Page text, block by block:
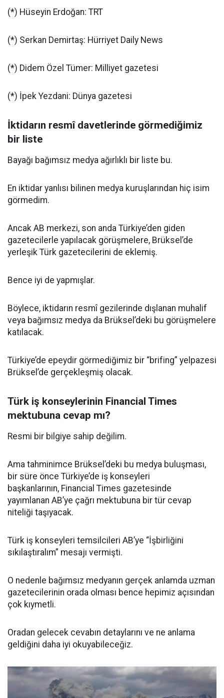
(*) Hüseyin Erdoğan: TRT
(*) Serkan Demirtaş: Hürriyet Daily News
(*) Didem Özel Tümer: Milliyet gazetesi
(*) İpek Yezdani: Dünya gazetesi
İktidarın resmî davetlerinde görmediğimiz
bir liste
Bayağı bağımsız medya ağırlıklı bir liste bu.
En iktidar yanlısı bilinen medya kuruşlarından hiç isim
görmedim.
Ancak AB merkezi, son anda Türkiye’den giden
gazetecilerle yapılacak görüşmelere, Brüksel’de
yerleşik Türk gazetecilerini de eklemiş.
Bence iyi de yapmışlar.
Böylece, iktidarın resmî gezilerinde dışlanan muhalif
veya bağımsız medya da Brüksel’deki bu görüşmelere
katılacak.
Türkiye’de epeydir görmediğimiz bir “brifing” yelpazesi
Brüksel’de gerçekleşmiş olacak.
Türk iş konseylerinin Financial Times
mektubuna cevap mı?
Resmi bir bilgiye sahip değilim.
Ama tahminimce Brüksel’deki bu medya buluşması,
bir süre önce Türkiye’de iş konseyleri
başkanlarının, Financial Times gazetesinde
yayımlanan AB’ye çağrı mektubuna bir tür cevap
niteliği taşıyacak.
Türk iş konseyleri temsilcileri AB’ye “İşbirliğini
sıkılaştıralım” mesajı vermişti.
O nedenle bağımsız medyanın gerçek anlamda uzman
gazetecilerinin orada olması bence hepimiz açısından
çok kıymetli.
Oradan gelecek cevabın detaylarını ve ne anlama
geldiğini daha iyi okuyabileceğiz.